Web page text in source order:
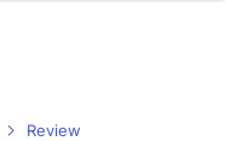
Review